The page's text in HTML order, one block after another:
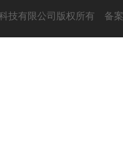
技有限公司版权所有 备